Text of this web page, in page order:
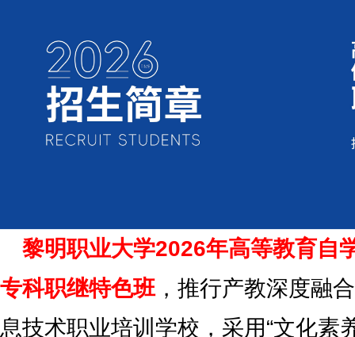
黎明职业大学2026年高等教育自
专科职继特色班，推行产教深度融
息技术职业培训学校，采用“文化素